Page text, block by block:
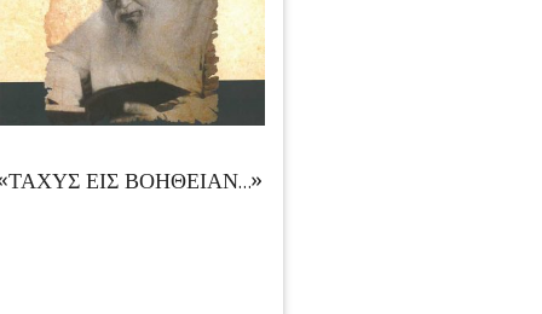
ΕΙΣ ΒΟΗΘΕΙΑΝ…»